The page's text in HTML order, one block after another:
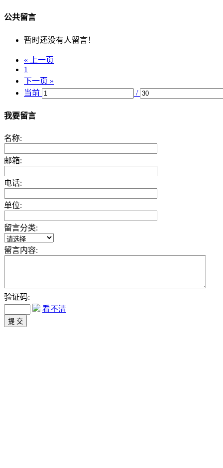
公共留言
暂时还没有人留言！
« 上一页
1
下一页 »
当前
/
我要留言
名称:
邮箱:
电话:
单位:
留言分类:
留言内容:
验证码:
看不清